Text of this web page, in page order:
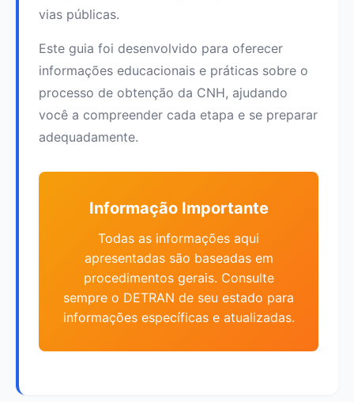
vias públicas.
Este guia foi desenvolvido para oferecer
informações educacionais e práticas sobre o
processo de obtenção da CNH, ajudando
você a compreender cada etapa e se preparar
adequadamente.
Informação Importante
Todas as informações aqui
apresentadas são baseadas em
procedimentos gerais. Consulte
sempre o DETRAN de seu estado para
informações específicas e atualizadas.